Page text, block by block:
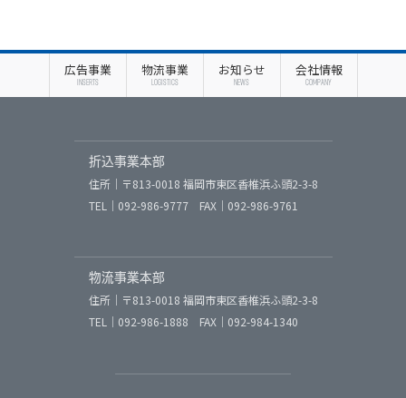
広告事業
INSERTS
物流事業
LOGISTICS
お知らせ
NEWS
会社情報
COMPANY
折込事業本部
住所｜〒813-0018 福岡市東区香椎浜ふ頭2-3-8
TEL｜092-986-9777 FAX｜092-986-9761
物流事業本部
住所｜〒813-0018 福岡市東区香椎浜ふ頭2-3-8
TEL｜092-986-1888 FAX｜092-984-1340